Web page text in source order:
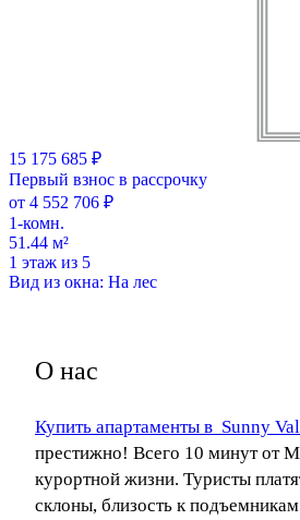
15 175 685 ₽
Первый взнос в рассрочку
от 4 552 706 ₽
1-комн.
51.44 м²
1 этаж из 5
Вид из окна: На лес
О нас
Купить апартаменты в Sunny
престижно! Всего 10 минут от
курортной жизни. Туристы
склоны, близость к